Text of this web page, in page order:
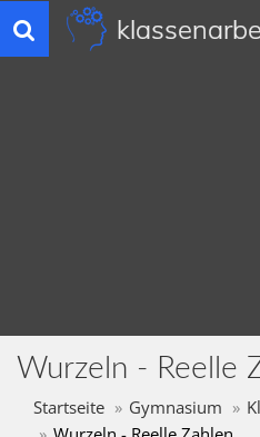
Toggle
navigation
Wurzeln - Reelle
Startseite Gymnasium